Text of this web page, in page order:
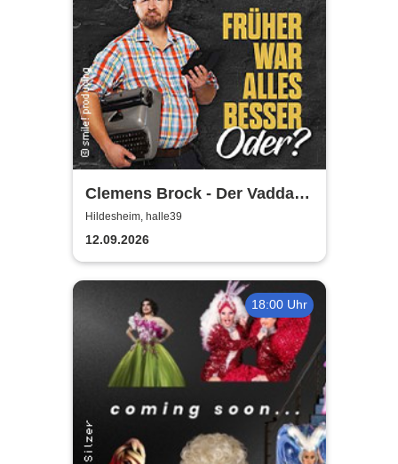
Clemens Brock - Der Vadda -
Früher war alles besser,
oder?
Hildesheim, halle39
12.09.2026
18:00 Uhr